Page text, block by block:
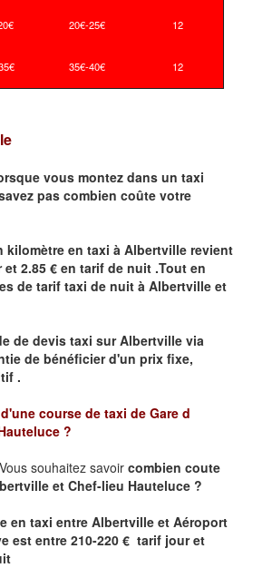
20€-25€ 12
35€-40€ 12
vous montez dans un taxi
pas combien coûte votre
kilomètre en taxi à Albertville revient
2.85 € en tarif de nuit .Tout en
de tarif taxi de nuit à Albertville et
de devis taxi surAlbertville via
de bénéficierd'un prix fixe,
.
course de taxi de Gare d
?
souhaitez savoir combien coute
et Chef-lieu Hauteluce ?
en taxi entre Albertville et Aéroport
est entre 210-220 € tarif jour et